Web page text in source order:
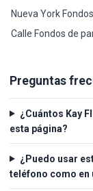
Nueva York
Calle Fondos de
Preguntas
¿Cuántos Kay
esta página?
¿Puedo usar
teléfono como en